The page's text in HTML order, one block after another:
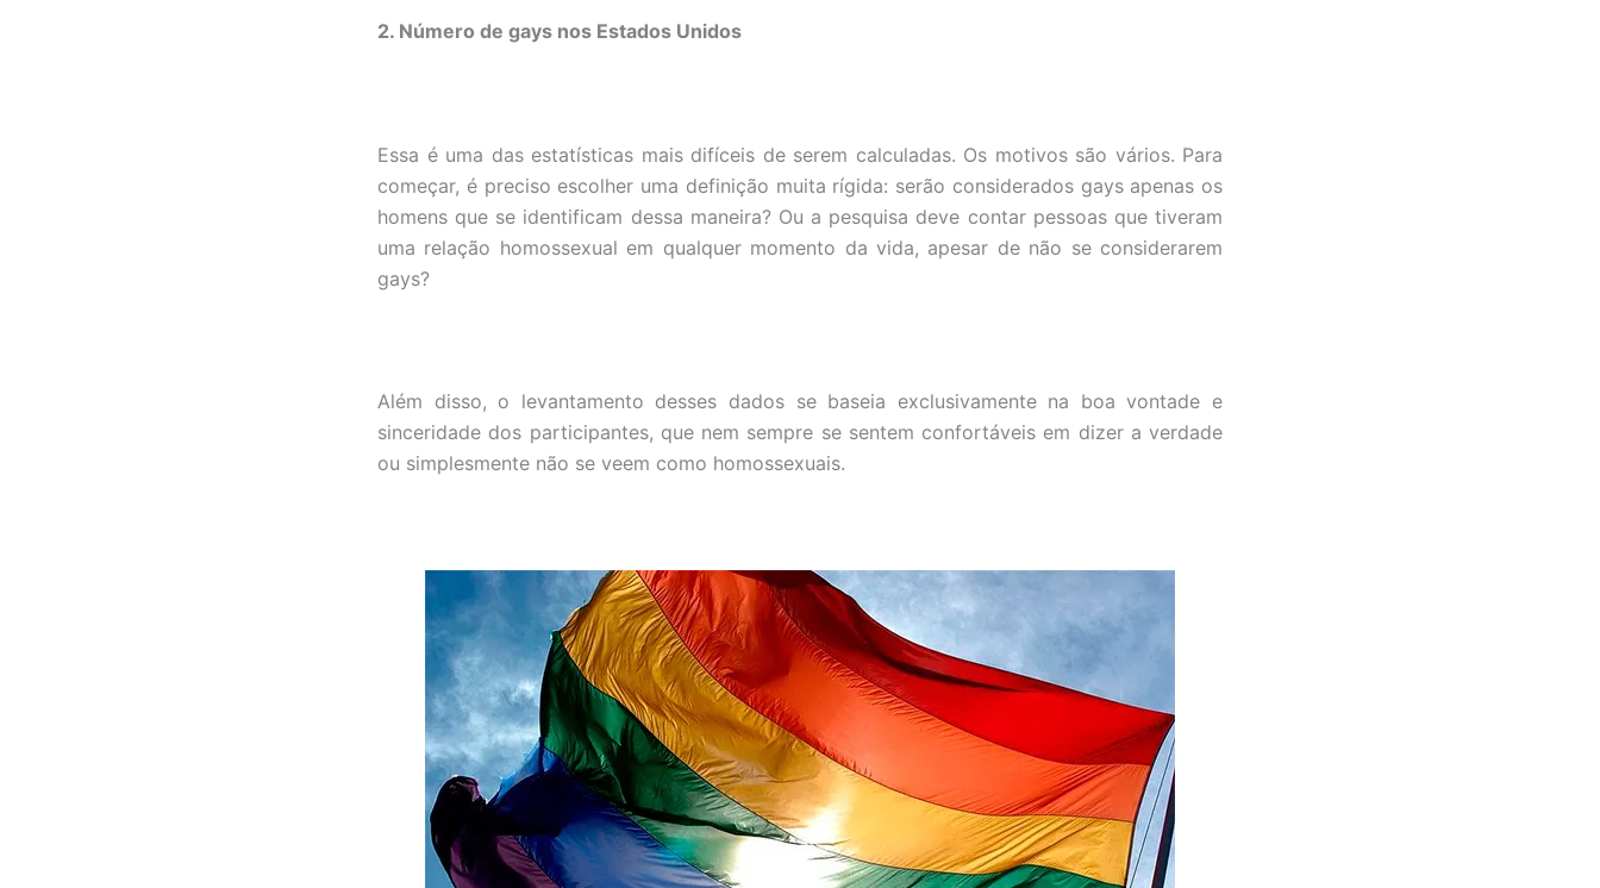
2. Número de gays nos Estados Unidos
Essa é uma das estatísticas mais difíceis de serem calculadas. Os motivos são vários. Para
começar, é preciso escolher uma definição muita rígida: serão considerados gays apenas os
homens que se identificam dessa maneira? Ou a pesquisa deve contar pessoas que tiveram
uma relação homossexual em qualquer momento da vida, apesar de não se considerarem
gays?
Além disso, o levantamento desses dados se baseia exclusivamente na boa vontade e
sinceridade dos participantes, que nem sempre se sentem confortáveis em dizer a verdade
ou simplesmente não se veem como homossexuais.